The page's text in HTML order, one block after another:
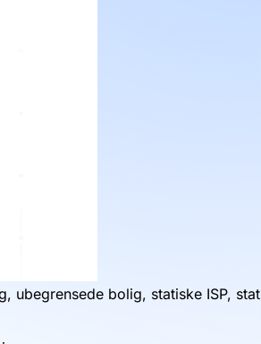
bolig, statiske ISP,